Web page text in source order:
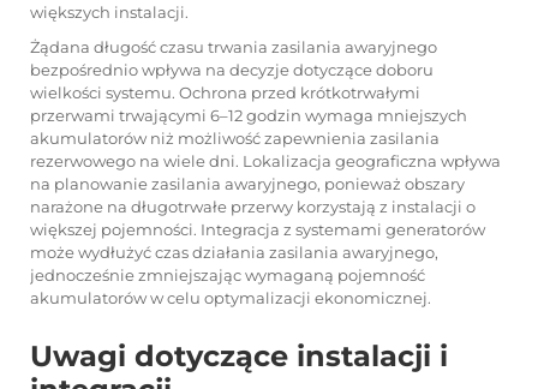
większych instalacji.
Żądana długość czasu trwania zasilania awaryjnego
bezpośrednio wpływa na decyzje dotyczące doboru
wielkości systemu. Ochrona przed krótkotrwałymi
przerwami trwającymi 6–12 godzin wymaga mniejszych
akumulatorów niż możliwość zapewnienia zasilania
rezerwowego na wiele dni. Lokalizacja geograficzna wpływa
na planowanie zasilania awaryjnego, ponieważ obszary
narażone na długotrwałe przerwy korzystają z instalacji o
większej pojemności. Integracja z systemami generatorów
może wydłużyć czas działania zasilania awaryjnego,
jednocześnie zmniejszając wymaganą pojemność
akumulatorów w celu optymalizacji ekonomicznej.
Uwagi dotyczące instalacji i